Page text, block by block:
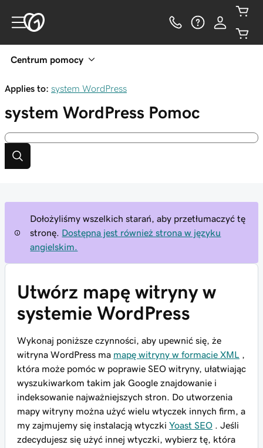
Centrum pomocy
Applies to: system WordPress
system WordPress Pomoc
Dołożyliśmy wszelkich starań, aby przetłumaczyć tę
stronę.
Dostępna jest również strona w języku
angielskim.
Utwórz mapę witryny w
systemie WordPress
Wykonaj poniższe czynności, aby upewnić się, że
witryna WordPress ma mapę witryny w formacie XML
która może pomóc w poprawie SEO witryny, ułatwiając
wyszukiwarkom takim jak Google znajdowanie i
indeksowanie najważniejszych stron. Do utworzenia
mapy witryny można użyć wielu wtyczek innych firm, a
my zajmujemy się instalacją wtyczki Yoast SEO . Jeśli
zdecydujesz się użyć innej wtyczki, wybierz tę, która